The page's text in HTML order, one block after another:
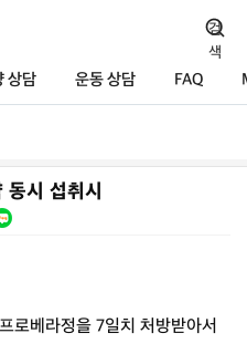
상담 운동 상담 FAQ
검
색
시 섭취시
로베라정을 7일치 처방받아서